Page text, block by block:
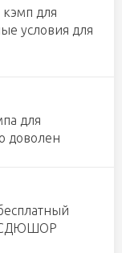
кэмп для
условия для
для
доволен
СДЮШОР